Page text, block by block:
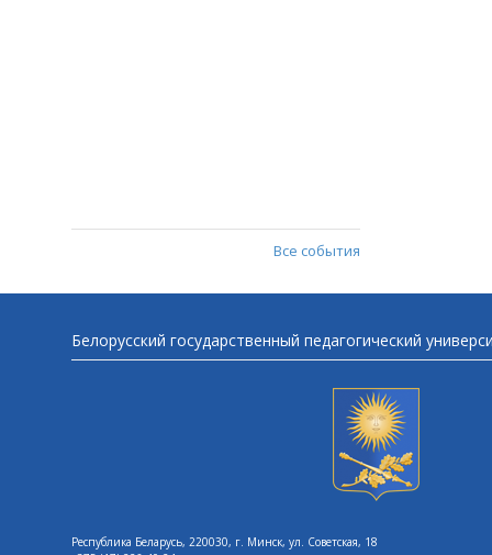
Все события
Белорусский государственный педагогический
Республика Беларусь, 220030, г. Минск, ул. Советская, 18